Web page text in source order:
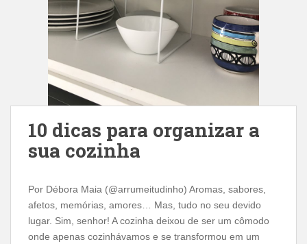
10 dicas para organizar a
sua cozinha
Por Débora Maia (@arrumeitudinho) Aromas, sabores,
afetos, memórias, amores… Mas, tudo no seu devido
lugar. Sim, senhor! A cozinha deixou de ser um cômodo
onde apenas cozinhávamos e se transformou em um